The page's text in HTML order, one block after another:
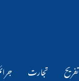
تفریح تجارت